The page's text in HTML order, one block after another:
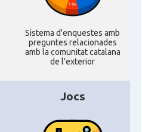
Sistema d'enquestes amb
preguntes relacionades
amb la comunitat catalana
de l'exterior
Jocs